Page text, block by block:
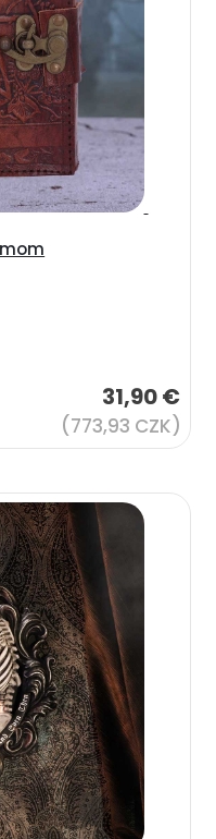
31,90 €
(773,93 CZK)